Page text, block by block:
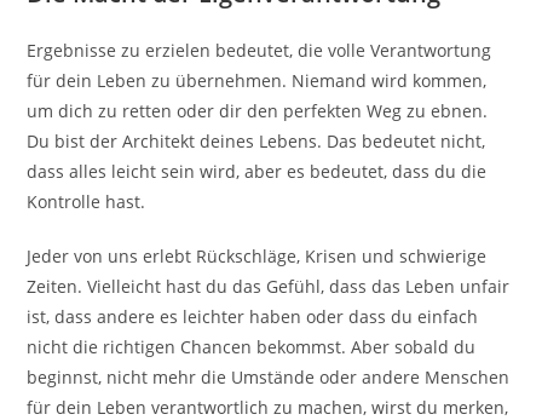
Ergebnisse zu erzielen bedeutet, die volle Verantwortung
für dein Leben zu übernehmen. Niemand wird kommen,
um dich zu retten oder dir den perfekten Weg zu ebnen.
Du bist der Architekt deines Lebens. Das bedeutet nicht,
dass alles leicht sein wird, aber es bedeutet, dass du die
Kontrolle hast.
Jeder von uns erlebt Rückschläge, Krisen und schwierige
Zeiten. Vielleicht hast du das Gefühl, dass das Leben unfair
ist, dass andere es leichter haben oder dass du einfach
nicht die richtigen Chancen bekommst. Aber sobald du
beginnst, nicht mehr die Umstände oder andere Menschen
für dein Leben verantwortlich zu machen, wirst du merken,